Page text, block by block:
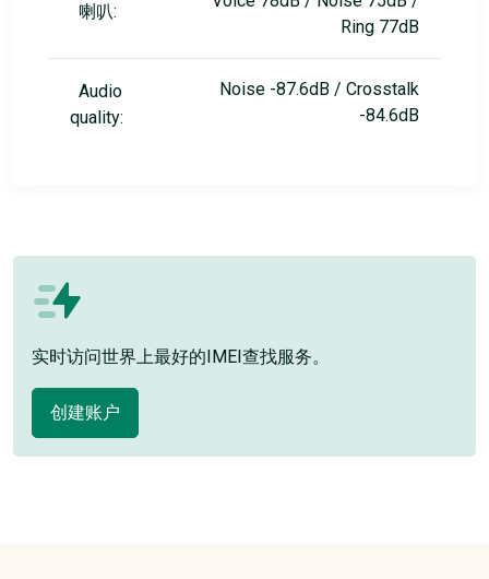
喇叭:
Ring 77dB
Audio
quality:
Noise -87.6dB / Crosstalk
-84.6dB
实时访问世界上最好的IMEI查找服务。
创建账户